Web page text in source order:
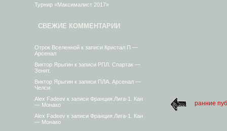
Турнир «Максималист 2017»
СВЕЖИЕ КОММЕНТАРИИ
Отрок Вселенной к записи Кристал П —
Арсенал
Виктор Ярыгин к записи РПЛ. Спартак —
Зенит.
Виктор Ярыгин к записи ПЛА. Арсенал —
Челси
Alex Fadeev к записи Франция.Лига-1. Кан
— Монако
Alex Fadeev к записи Франция.Лига-1. Кан
— Монако
ранние